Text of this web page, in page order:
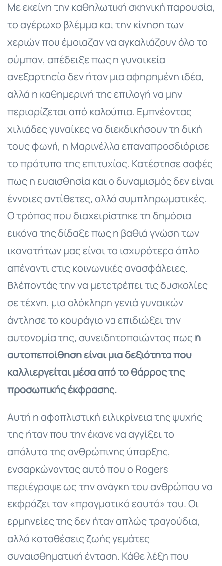
Με εκείνη την καθηλωτική σκηνική παρουσία,
το αγέρωχο βλέμμα και την κίνηση των
χεριών που έμοιαζαν να αγκαλιάζουν όλο το
σύμπαν, απέδειξε πως η γυναικεία
ανεξαρτησία δεν ήταν μια αφηρημένη ιδέα,
αλλά η καθημερινή της επιλογή να μην
περιορίζεται από καλούπια. Εμπνέοντας
χιλιάδες γυναίκες να διεκδικήσουν τη δική
τους φωνή, η Μαρινέλλα επαναπροσδιόρισε
το πρότυπο της επιτυχίας. Κατέστησε σαφές
πως η ευαισθησία και ο δυναμισμός δεν είναι
έννοιες αντίθετες, αλλά συμπληρωματικές.
Ο τρόπος που διαχειρίστηκε τη δημόσια
εικόνα της δίδαξε πως η βαθιά γνώση των
ικανοτήτων μας είναι το ισχυρότερο όπλο
απέναντι στις κοινωνικές ανασφάλειες.
Βλέποντάς την να μετατρέπει τις δυσκολίες
σε τέχνη, μια ολόκληρη γενιά γυναικών
άντλησε το κουράγιο να επιδιώξει την
αυτονομία της, συνειδητοποιώντας πωςη
αυτοπεποίθηση είναι μια δεξιότητα που
καλλιεργείται μέσα από το θάρρος της
προσωπικής έκφρασης.
Αυτή η αφοπλιστική ειλικρίνεια της ψυχής
της ήταν που την έκανε να αγγίξει το
απόλυτο της ανθρώπινης ύπαρξης,
ενσαρκώνοντας αυτό που ο Rogers
περιέγραψε ως την ανάγκη του ανθρώπου να
εκφράζει τον «πραγματικό εαυτό» του. Οι
ερμηνείες της δεν ήταν απλώς τραγούδια,
αλλά καταθέσεις ζωής γεμάτες
συναισθηματική ένταση. Κάθε λέξη που